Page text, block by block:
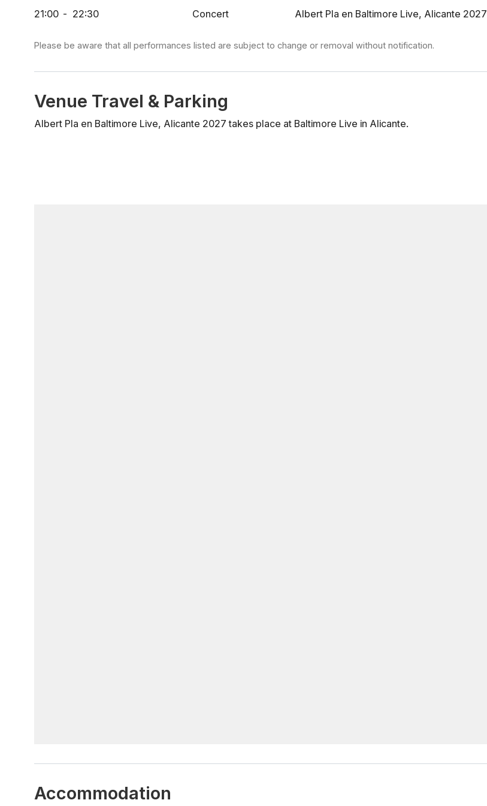
21:00 - 22:30 Concert Albert Pla en Baltimore Live, Alicante 2027
Please be aware that all performances listed are subject to change or removal without notification.
Venue Travel & Parking
Albert Pla en Baltimore Live, Alicante 2027 takes place at Baltimore Live in Alicante.
Accommodation